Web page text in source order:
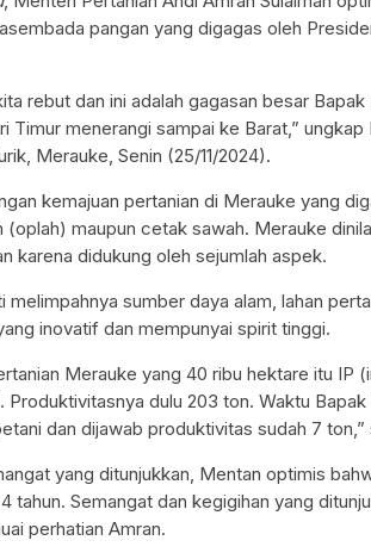
pangan yang digagas oleh
rebut dan ini adalah gagasan besar
Timur menerangi sampai ke Barat,”
Merauke, Senin (25/11/2024).
kemajuan pertanian di Merauke yang
(oplah) maupun cetak sawah. Merauke
karena didukung oleh sejumlah aspek.
sumber daya alam, lahan
inovatif dan mempunyai spirit tinggi.
Merauke yang 40 ribu hektare itu IP
Produktivitasnya dulu 203 ton. Waktu
dan dijawab produktivitas sudah 7 ton,”
yang ditunjukkan, Mentan optimis
tahun. Semangat dan kegigihan yang
perhatian Amran.